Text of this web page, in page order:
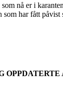
nå er i
har fått påvist
OPPDATERTE